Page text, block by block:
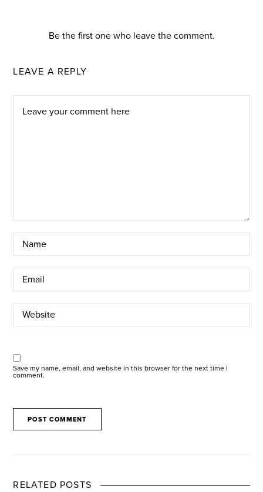
Be the first one who leave the comment.
LEAVE A REPLY
Save my name, email, and website in this browser for the next time I
comment.
RELATED POSTS